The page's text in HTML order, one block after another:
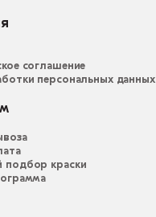
соглашение
персональных данных
краски